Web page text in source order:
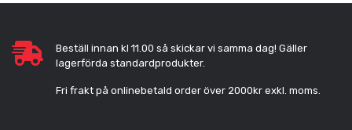
Beställ innan kl 11.00 så skickar vi samma dag! Gäller
lagerförda standardprodukter.
Fri frakt på onlinebetald order över 2000kr exkl. moms.